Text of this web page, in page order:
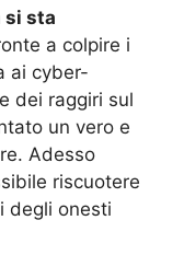
si sta
a colpire i
ai cyber-
dei raggiri sul
un vero e
Adesso
riscuotere
degli onesti